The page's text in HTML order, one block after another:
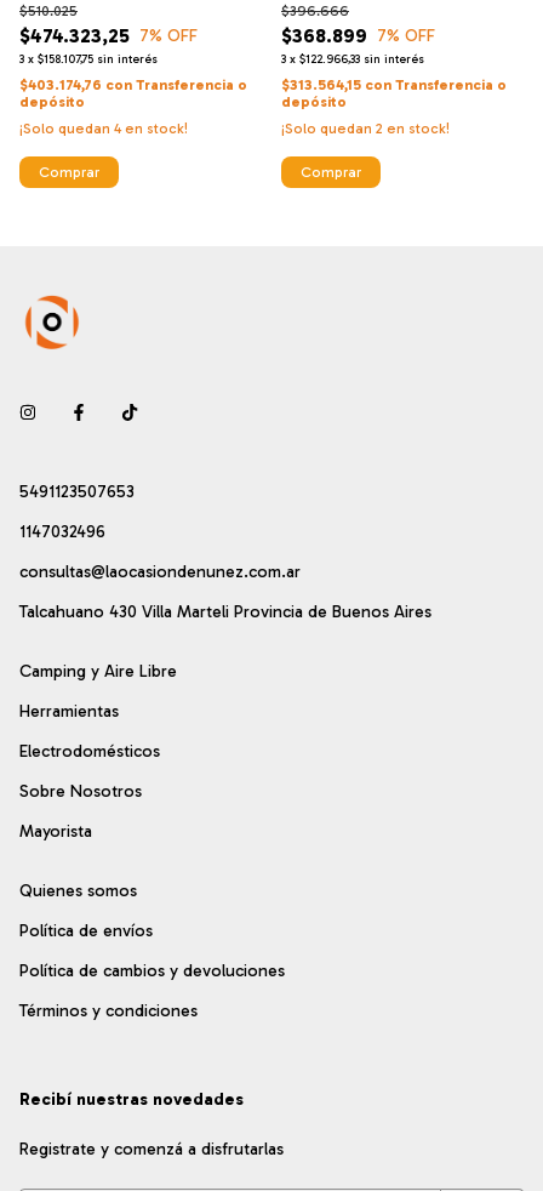
$474.323,25
$510.025
7% OFF
3 x $158.107,75 sin interés
$403.174,76 con Transferencia o
depósito
¡Solo quedan 4en stock!
Cargador De Alta Velocidad Y
Bateria 18 V 5.2 Ah
$368.899
$396.666
7% OFF
3 x $122.966,33 sin interés
$313.564,15 con Transferencia o
depósito
¡Solo quedan 2 en stock!
5491123507653
1147032496
consultas@laocasiondenunez.com.ar
Talcahuano 430 Villa Marteli Provincia de Buenos Aires
Camping y Aire Libre
Herramientas
Electrodomésticos
Sobre Nosotros
Mayorista
Quienes somos
Política de envíos
Política de cambios y devoluciones
Términos y condiciones
Recibí nuestras novedades
Registrate y comenzá a disfrutarlas